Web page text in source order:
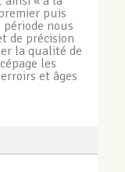
puis
nous
de précision
la qualité de
les
et âges